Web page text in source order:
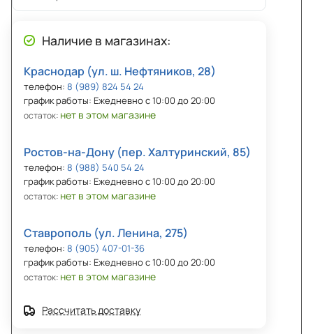
Наличие в магазинах:
Краснодар (ул. ш. Нефтяников, 28)
телефон: 8 (989) 824 54 24
график работы: Ежедневно с 10:00 до 20:00
остаток: нет в этом магазине
Ростов-на-Дону (пер. Халтуринский, 85)
телефон: 8 (988) 540 54 24
график работы: Ежедневно с 10:00 до 20:00
остаток: нет в этом магазине
Ставрополь (ул. Ленина, 275)
телефон: 8 (905) 407-01-36
график работы: Ежедневно с 10:00 до 20:00
остаток: нет в этом магазине
Рассчитать доставку